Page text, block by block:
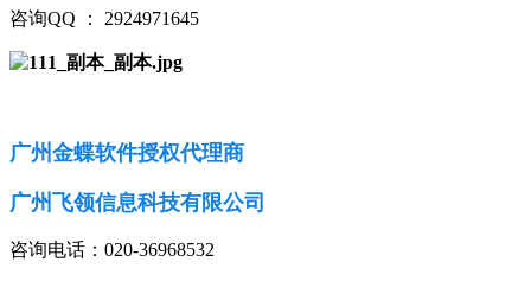
咨询QQ ： 2924971645
广州金蝶软件授权代理商
广州飞领信息科技有限公司
咨询电话：020-36968532